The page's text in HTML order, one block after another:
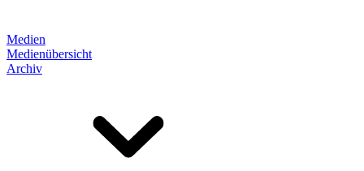
Medien
Medienübersicht
Archiv